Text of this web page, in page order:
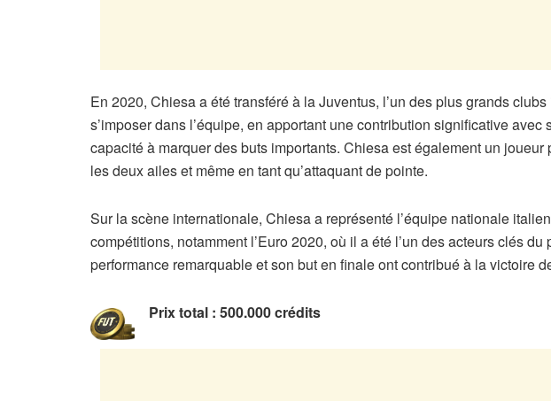
En 2020, Chiesa a été transféré à la Juventus, l’un des plus grands
s’imposer dans l’équipe, en apportant une contribution significative
capacité à marquer des buts importants. Chiesa est également un
les deux ailes et même en tant qu’attaquant de pointe.
Sur la scène internationale, Chiesa a représenté l’équipe nationale
compétitions, notamment l’Euro 2020, où il a été l’un des acteurs clés
performance remarquable et son but en finale ont contribué à la victoire
Prix total : 500.000 crédits